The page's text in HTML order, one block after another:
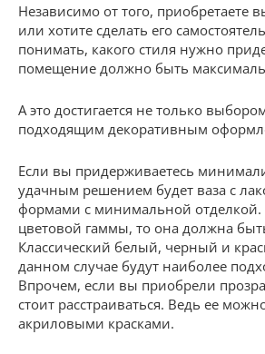
Независимо от того, приобретаете
или хотите сделать его
понимать, какого стиля нужно
помещение должно быть
А это достигается не только
подходящим декоративным
Если вы придерживаетесь
удачным решением будет ваза с
формами с минимальной отделкой.
цветовой гаммы, то она должна
Классический белый, черный и
данном случае будут наиболее
Впрочем, если вы приобрели
стоит расстраиваться. Ведь ее
акриловыми красками.